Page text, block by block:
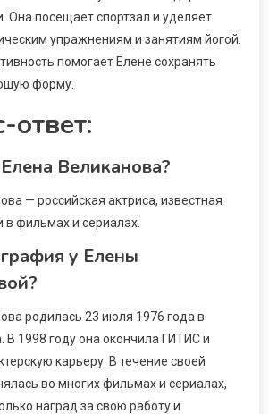
Она посещает спортзал и уделяет
упражнениям и занятиям йогой.
помогает Елене сохранять
форму.
ответ:
Великанова?
— российская актриса, известная
фильмах и сериалах.
у Елены
родилась 23 июля 1976 года в
В 1998 году она окончила ГИТИС и
карьеру. В течение своей
во многих фильмах и сериалах,
наград за свою работу и